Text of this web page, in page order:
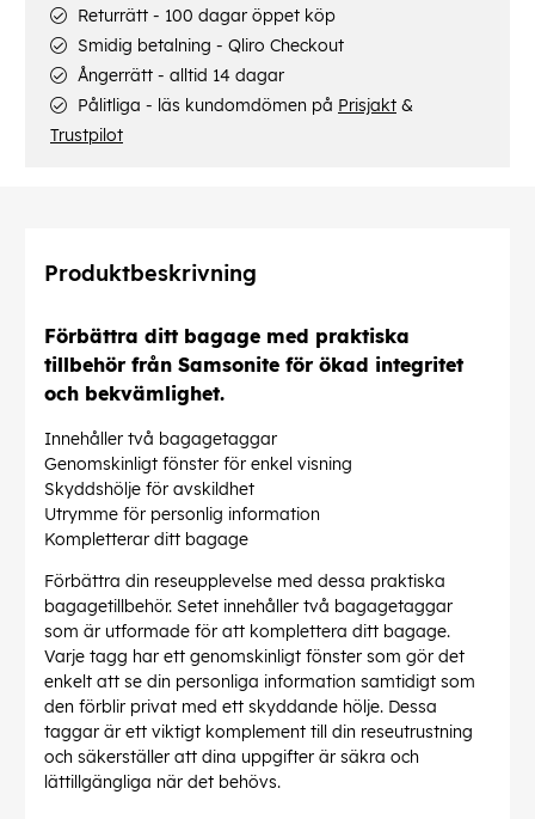
Returrätt - 100 dagar öppet köp
Smidig betalning - Qliro Checkout
Ångerrätt - alltid 14 dagar
Pålitliga - läs kundomdömen på Prisjakt &
Trustpilot
Produktbeskrivning
Förbättra ditt bagage med praktiska
tillbehör från Samsonite för ökad integritet
och bekvämlighet.
Innehåller två bagagetaggar
Genomskinligt fönster för enkel visning
Skyddshölje för avskildhet
Utrymme för personlig information
Kompletterar ditt bagage
Förbättra din reseupplevelse med dessa praktiska
bagagetillbehör. Setet innehåller två bagagetaggar
som är utformade för att komplettera ditt bagage.
Varje tagg har ett genomskinligt fönster som gör det
enkelt att se din personliga information samtidigt som
den förblir privat med ett skyddande hölje. Dessa
taggar är ett viktigt komplement till din reseutrustning
och säkerställer att dina uppgifter är säkra och
lättillgängliga när det behövs.